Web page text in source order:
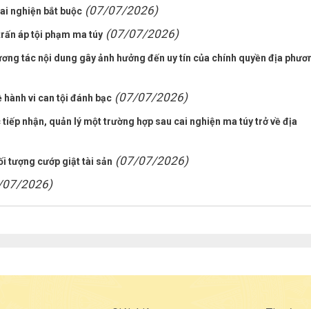
nghiện bắt buộc (07/07/2026)
áp tội phạm ma túy (07/07/2026)
tác nội dung gây ảnh hưởng đến uy tín của chính quyền địa
hành vi can tội đánh bạc (07/07/2026)
nhận, quản lý một trường hợp sau cai nghiện ma túy trở về địa
tượng cướp giật tài sản (07/07/2026)
2026)